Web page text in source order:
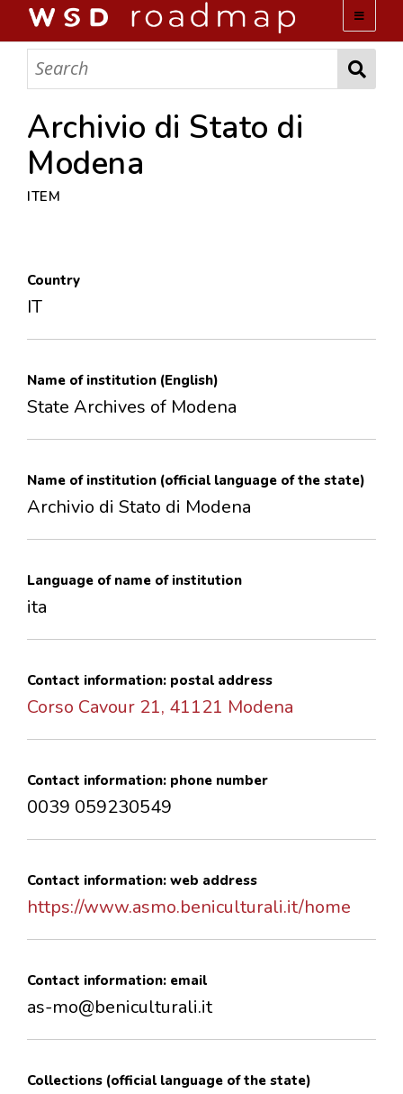
WSD ROADMAP
ABOUT US
TEAM
ARCHIVES
CONTACTS
Archivio di Stato di
Modena
ITEM
Country
IT
Name of institution (English)
State Archives of Modena
Name of institution (official language of the state)
Archivio di Stato di Modena
Language of name of institution
ita
Contact information: postal address
Corso Cavour 21, 41121 Modena
Contact information: phone number
0039 059230549
Contact information: web address
https://www.asmo.beniculturali.it/home
Contact information: email
as-mo@beniculturali.it
Collections (official language of the state)